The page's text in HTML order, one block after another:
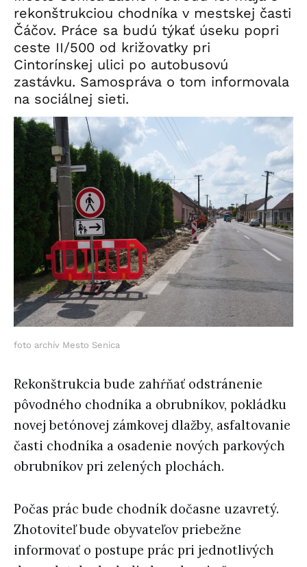
rekonštrukciou chodníka v mestskej časti
Čáčov. Práce sa budú týkať úseku popri
ceste II/500 od križovatky pri
Cintorínskej ulici po autobusovú
zastávku. Samospráva o tom informovala
na sociálnej sieti.
foto archív Mesto Senica
Rekonštrukcia bude zahŕňať odstránenie
pôvodného chodníka a obrubníkov, pokládku
novej betónovej zámkovej dlažby, asfaltovanie
časti chodníka a osadenie nových parkových
obrubníkov pri zelených plochách.
Počas prác bude chodník dočasne uzavretý.
Zhotoviteľ bude obyvateľov priebežne
informovať o postupe prác pri jednotlivých